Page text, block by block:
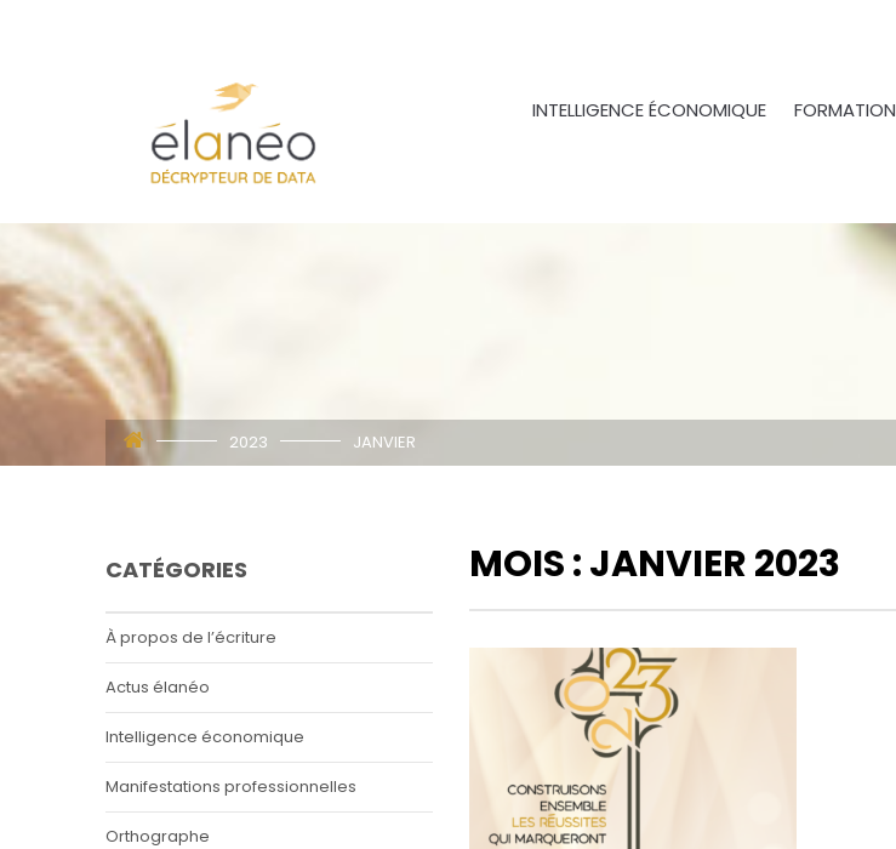
INTELLIGENCE ÉCONOMIQUE FORMATION
2023 JANVIER
MOIS :JANVIER 2023
CATÉGORIES
À propos de l’écriture
Actus élanéo
Intelligence économique
Manifestations professionnelles
Orthographe